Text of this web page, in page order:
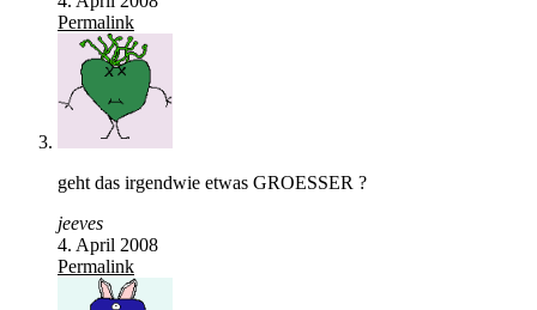
Permalink
geht das irgendwie etwas GROESSER ?
jeeves
4. April 2008
Permalink